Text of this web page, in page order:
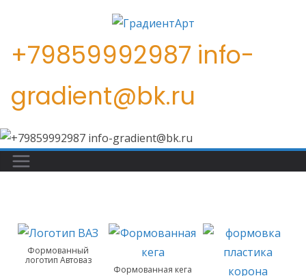
содержимому
+79859992987 info-
gradient@bk.ru
Формованный
логотип Автоваз
Формованная кега